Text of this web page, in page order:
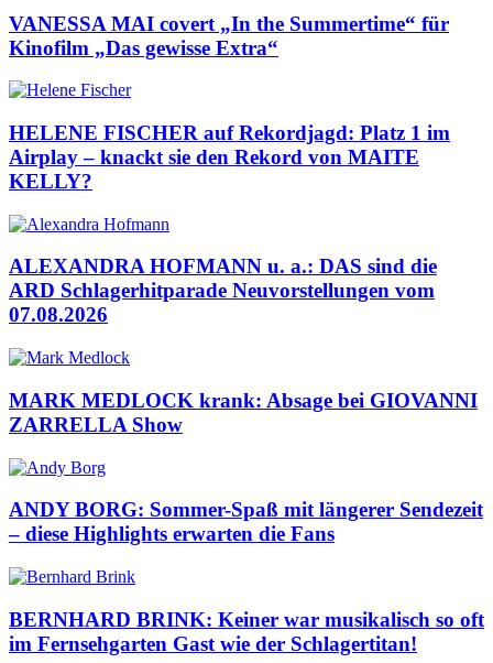
VANESSA MAI covert „In the Summertime“ für
Kinofilm „Das gewisse Extra“
HELENE FISCHER auf Rekordjagd: Platz 1 im
Airplay – knackt sie den Rekord von MAITE
KELLY?
ALEXANDRA HOFMANN u. a.: DAS sind die
ARD Schlagerhitparade Neuvorstellungen vom
07.08.2026
MARK MEDLOCK krank: Absage bei GIOVANNI
ZARRELLA Show
ANDY BORG: Sommer-Spaß mit längerer Sendezeit
– diese Highlights erwarten die Fans
BERNHARD BRINK: Keiner war musikalisch so oft
im Fernsehgarten Gast wie der Schlagertitan!